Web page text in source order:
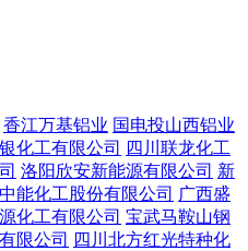
香江万基铝业 国电投山西铝业
化工有限公司
四川联龙化工
洛阳欣安新能源有限公司 新
能化工股份有限公司 广西盛
化工有限公司 宝武马鞍山钢
限公司
四川北方红光特种化